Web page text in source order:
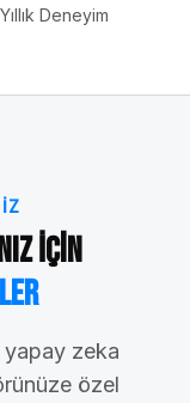
Yıllık Deneyim
İçin
yapay zeka
özel